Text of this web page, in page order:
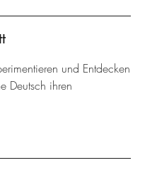
und Entdecken
Deutsch ihren